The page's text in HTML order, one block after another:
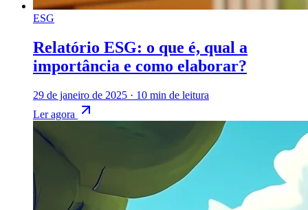
ESG
Relatório ESG: o que é, qual a
importância e como elaborar?
29 de janeiro de 2025 · 10 min de leitura
Ler agora